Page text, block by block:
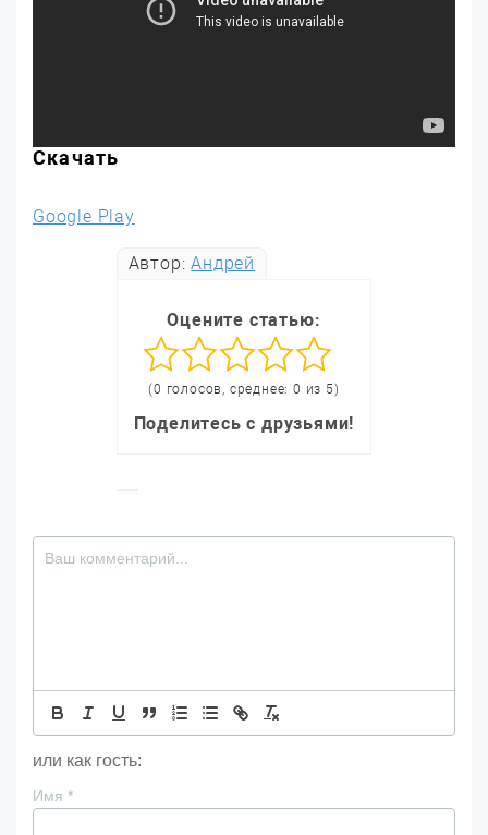
Скачать
Google Play
Автор:Андрей
Оцените статью:
(0 голосов, среднее: 0 из 5)
Поделитесь с друзьями!
или как гость:
Имя *